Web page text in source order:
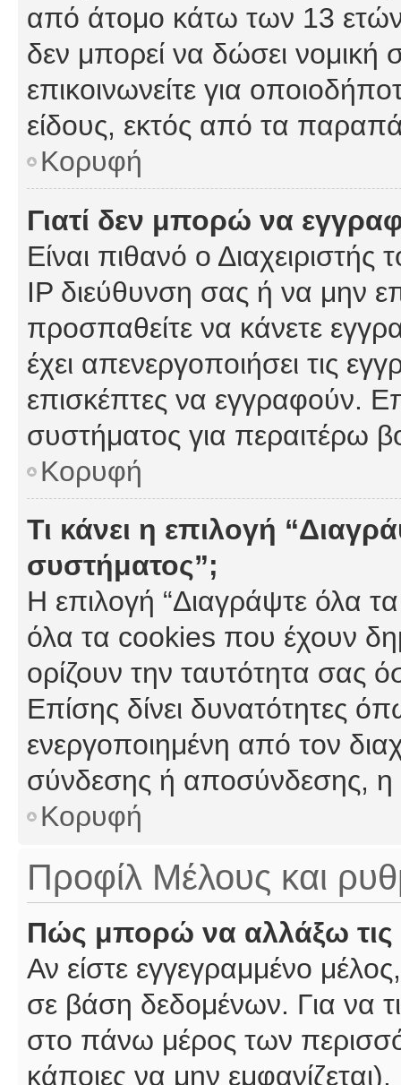
από άτομο κάτω των 13
δεν μπορεί να δώσει νομική
επικοινωνείτε για
είδους, εκτός από τα
Κορυφή
Γιατί δεν μπορώ να
Είναι πιθανό ο
IP διεύθυνση σας ή να μην
προσπαθείτε να κάνετε
έχει απενεργοποιήσει τις
επισκέπτες να εγγραφούν.
συστήματος για περαιτέρω
Κορυφή
Τι κάνει η επιλογή
συστήματος”;
Η επιλογή “Διαγράψτε όλα
όλα τα cookies που έχουν
ορίζουν την ταυτότητα σας
Επίσης δίνει δυνατότητες
ενεργοποιημένη από τον
σύνδεσης ή αποσύνδεσης, η
Κορυφή
Προφίλ Μέλους και
Πώς μπορώ να αλλάξω τις
Αν είστε εγγεγραμμένο
σε βάση δεδομένων. Για να
στο πάνω μέρος των
κάποιες να μην